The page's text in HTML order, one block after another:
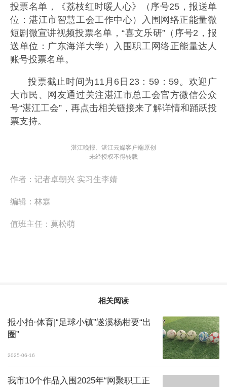
投票名单，《荔枝红时暖人心》（序号25，报送单
位：湛江市智慧工会工作中心）入围网络正能量微
短剧微宣讲视频投票名单，“喜文乐研”（序号2，报
送单位：广东海洋大学）入围职工网络正能量达人
账号投票名单。
投票截止时间为11月6日23：59：59。欢迎广
大市民、网友通过关注湛江市总工会官方微信公众
号“湛江工会”，再点击相关链接来了解详情和踊跃投
票支持。
湛江晚报、湛江云媒客户端原创
未经授权不得转载
作者： 记者卓朝兴 实习生李婧
编辑： 林霖
值班主任： 莫松萌
相关阅读
报小拍·体育|“足球小镇”遂溪杨柑要“出
圈”
2025-06-16
我市10个作品入围2025年“网聚职工正